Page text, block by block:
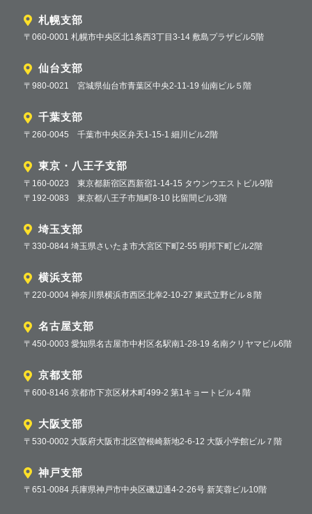
札幌支部
〒060-0001 札幌市中央区北1条西3丁目3-14 敷島プラザビル5階
仙台支部
〒980-0021 宮城県仙台市青葉区中央2-11-19 仙南ビル５階
千葉支部
〒260-0045 千葉市中央区弁天1-15-1 細川ビル2階
東京・八王子支部
〒160-0023 東京都新宿区西新宿1-14-15 タウンウエストビル9階
〒192-0083 東京都八王子市旭町8-10 比留間ビル3階
埼玉支部
〒330-0844 埼玉県さいたま市大宮区下町2-55 明邦下町ビル2階
横浜支部
〒220-0004 神奈川県横浜市西区北幸2-10-27 東武立野ビル８階
名古屋支部
〒450-0003 愛知県名古屋市中村区名駅南1-28-19 名南クリヤマビル6階
京都支部
〒600-8146 京都市下京区材木町499-2 第1キョートビル４階
大阪支部
〒530-0002 大阪府大阪市北区曽根崎新地2-6-12 大阪小学館ビル７階
神戸支部
〒651-0084 兵庫県神戸市中央区磯辺通4-2-26号 新芙蓉ビル10階